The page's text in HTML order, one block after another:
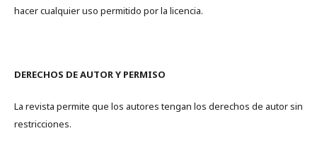
hacer cualquier uso permitido por la licencia.
DERECHOS DE AUTOR Y PERMISO
La revista permite que los autores tengan los derechos de autor sin
restricciones.